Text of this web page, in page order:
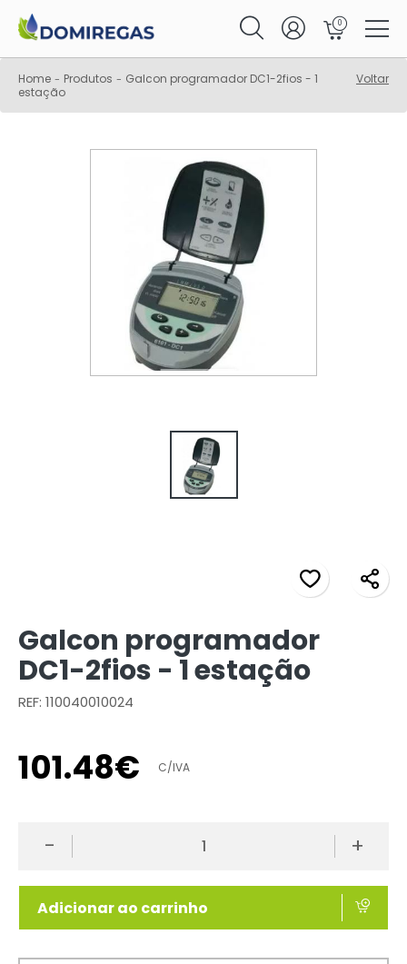
0
Home - Produtos - Galcon programador DC1-2fios - 1
estação
Voltar
Galcon programador
DC1-2fios - 1 estação
REF: 110040010024
101.48€ C/IVA
- +
Adicionar ao carrinho